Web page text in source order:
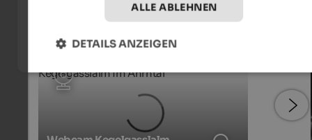
Live-Webcams
ALLE ABLEHNEN
DETAILS ANZEIGEN